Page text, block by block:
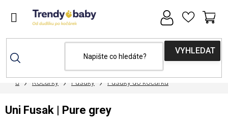
DomůKočárky Fusaky Fusaky do kočárku
Uni Fusak | Pure grey